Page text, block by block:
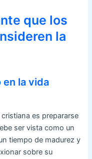
que los
la
la vida
es prepararse
ser vista como un
tiempo de madurez y
sobre su